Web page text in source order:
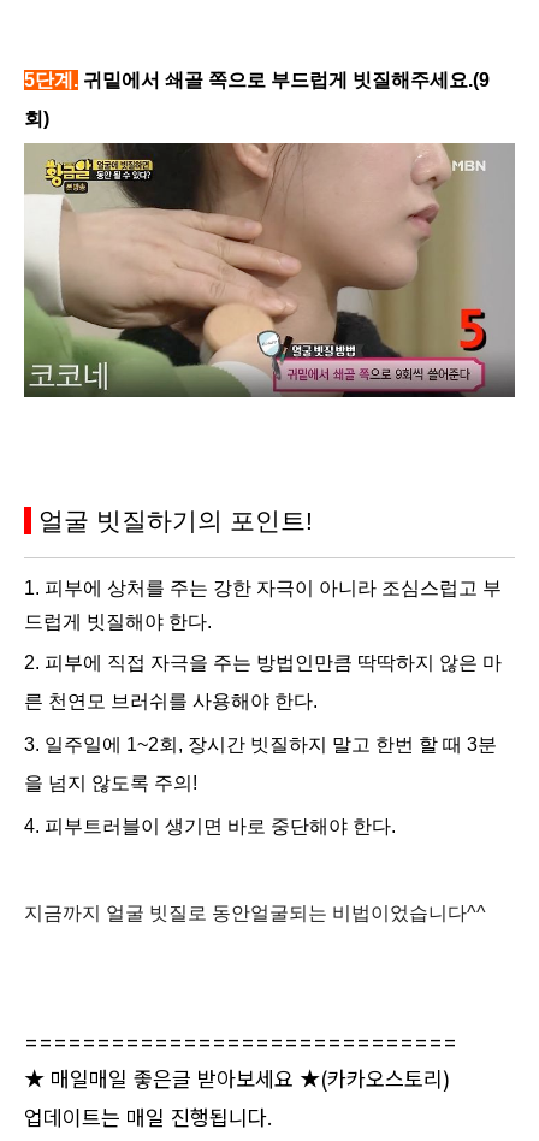
5단계. 귀밑에서 쇄골 쪽으로 부드럽게 빗질해주세요.(9
회)
얼굴 빗질하기의 포인트!
1. 피부에 상처를 주는 강한 자극이 아니라 조심스럽고 부
드럽게 빗질해야 한다.
2. 피부에 직접 자극을 주는 방법인만큼 딱딱하지 않은 마
른 천연모 브러쉬를 사용해야 한다.
3. 일주일에 1~2회, 장시간 빗질하지 말고 한번 할 때 3분
을 넘지 않도록 주의!
4. 피부트러블이 생기면 바로 중단해야 한다.
지금까지 얼굴 빗질로 동안얼굴되는 비법이었습니다^^
==============================
★ 매일매일 좋은글 받아보세요 ★(카카오스토리)
업데이트는 매일 진행됩니다.